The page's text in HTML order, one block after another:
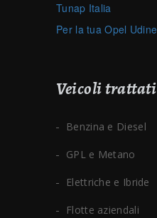
Tunap Italia
Per la tua Opel Udine
Veicoli trattati
Benzina e Diesel
GPL e Metano
Elettriche e Ibride
Flotte aziendali